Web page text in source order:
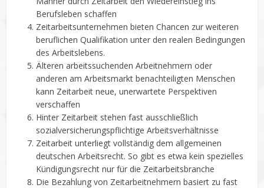
Berufsleben schaffen
Zeitarbeitsunternehmen bieten Chancen zur weiteren
beruflichen Qualifikation unter den realen Bedingungen
des Arbeitslebens.
Älteren arbeitssuchenden Arbeitnehmern oder
anderen am Arbeitsmarkt benachteiligten Menschen
kann Zeitarbeit neue, unerwartete Perspektiven
verschaffen
Hinter Zeitarbeit stehen fast ausschließlich
sozialversicherungspflichtige Arbeitsverhältnisse
Zeitarbeit unterliegt vollständig dem allgemeinen
deutschen Arbeitsrecht. So gibt es etwa kein spezielles
Kündigungsrecht nur für die Zeitarbeitsbranche
Die Bezahlung von Zeitarbeitnehmern basiert zu fast